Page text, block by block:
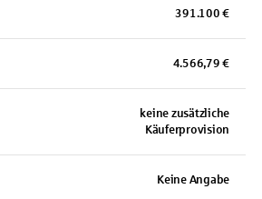
391.100 €
4.566,79 €
keine zusätzliche
Käuferprovision
Keine Angabe